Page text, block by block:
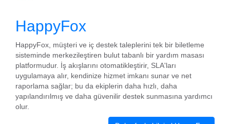
HappyFox
HappyFox, müşteri ve iç destek taleplerini tek bir biletleme
sisteminde merkezileştiren bulut tabanlı bir yardım masası
platformudur. İş akışlarını otomatikleştirir, SLA'ları
uygulamaya alır, kendinize hizmet imkanı sunar ve net
raporlama sağlar; bu da ekiplerin daha hızlı, daha
yapılandırılmış ve daha güvenilir destek sunmasına yardımcı
olur.